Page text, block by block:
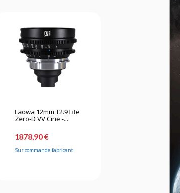
Laowa 12mm T2.9 Lite
Zero-D VV Cine -...
1878,90 €
Sur commande fabricant